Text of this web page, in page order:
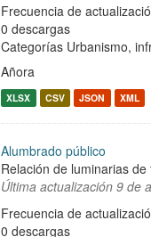
Frecuencia de
0 descargas
Categorías Urbanismo,
Añora
XLSX CSV JSON XML
Alumbrado público
Relación de luminarias
Última actualización 9 de
Frecuencia de
0 descargas